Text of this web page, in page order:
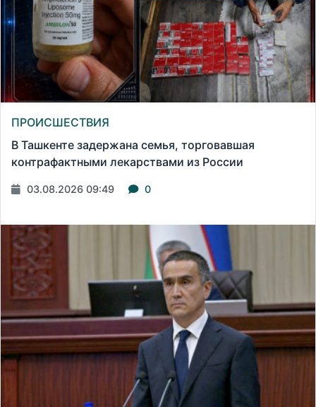
ПРОИСШЕСТВИЯ
В Ташкенте задержана семья, торговавшая
контрафактными лекарствами из России
03.08.2026 09:49 0